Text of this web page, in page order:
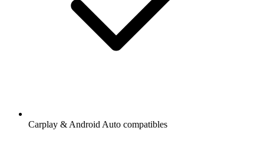
Carplay & Android Auto compatibles